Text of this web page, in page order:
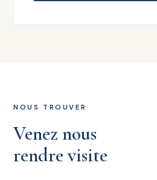
NOUS TROUVER
Venez nous
rendre visite